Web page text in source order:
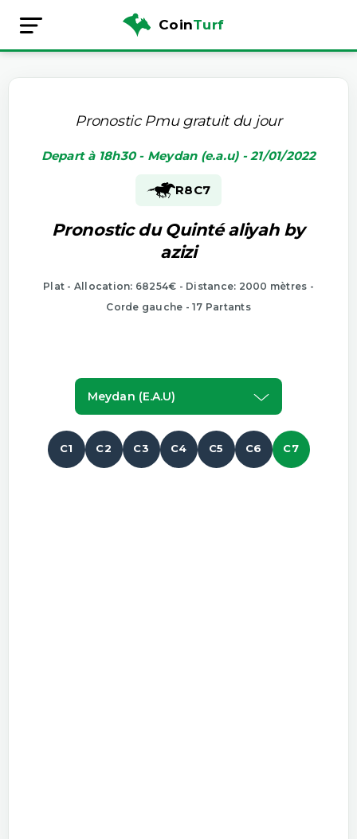
CoinTurf
Pronostic Pmu gratuit du jour
Depart à 18h30 - Meydan (e.a.u) - 21/01/2022
R8C7
Pronostic du Quinté aliyah by
azizi
Plat - Allocation: 68254€ - Distance: 2000 mètres -
Corde gauche - 17 Partants
Meydan (e.a.u)
C1 C2 C3 C4 C5 C6 C7